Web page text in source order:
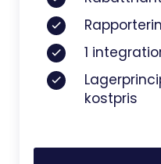
1
kostpris